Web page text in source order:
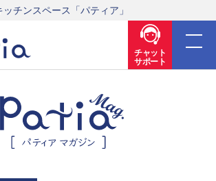
チンスペース「パティア」
チャット
サポート